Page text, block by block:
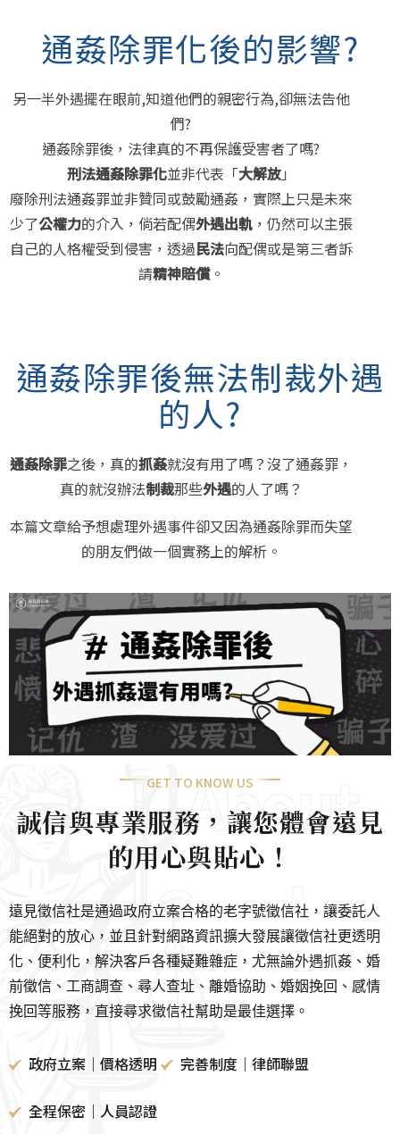
通姦除罪化後的影響?
另一半外遇擺在眼前,知道他們的親密行為,卻無法告他
們?
通姦除罪後，法律真的不再保護受害者了嗎?
刑法通姦除罪化並非代表「大解放」
廢除刑法通姦罪並非贊同或鼓勵通姦，實際上只是未來
少了公權力的介入，倘若配偶外遇出軌，仍然可以主張
自己的人格權受到侵害，透過民法向配偶或是第三者訴
請精神賠償。
通姦除罪後無法制裁外遇
的人?
通姦除罪之後，真的抓姦就沒有用了嗎？沒了通姦罪，
真的就沒辦法制裁那些外遇的人了嗎？
本篇文章給予想處理外遇事件卻又因為通姦除罪而失望
的朋友們做一個實務上的解析。
About
Corelaw
GET TO KNOW US
誠信與專業服務，讓您體會遠見
的用心與貼心！
遠見徵信社是通過政府立案合格的老字號徵信社，讓委託人
能絕對的放心，並且針對網路資訊擴大發展讓徵信社更透明
化、便利化，解決客戶各種疑難雜症，尤無論外遇抓姦、婚
前徵信、工商調查、尋人查址、離婚協助、婚姻挽回、感情
挽回等服務，直接尋求徵信社幫助是最佳選擇。
政府立案｜價格透明 完善制度｜律師聯盟
全程保密｜人員認證